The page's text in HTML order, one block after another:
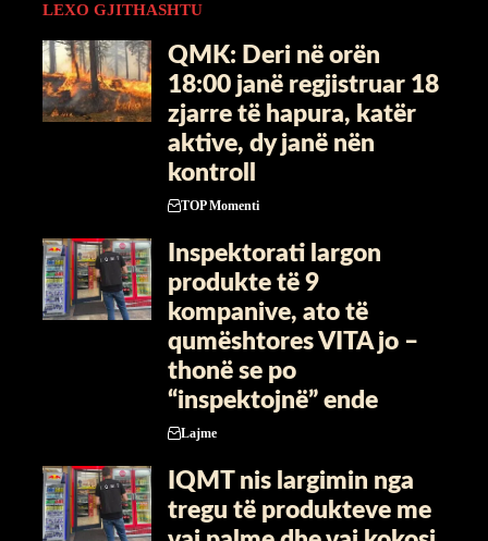
LEXO GJITHASHTU
QMK: Deri në orën
18:00 janë regjistruar 18
zjarre të hapura, katër
aktive, dy janë nën
kontroll
TOP Momenti
Inspektorati largon
produkte të 9
kompanive, ato të
qumështores VITA jo –
thonë se po
“inspektojnë” ende
Lajme
IQMT nis largimin nga
tregu të produkteve me